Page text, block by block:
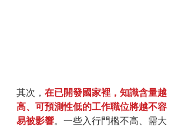
其次， 在已開發國家裡，知識含量越
高、可預測性低的工作職位將越不容
易被影響。一些入行門檻不高、需大